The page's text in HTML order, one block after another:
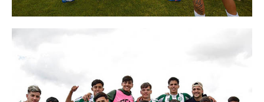
Secretaría de fiscalización
Secretaría de política de transporte
Secretaría de asuntos seccionales
Secretaría de la Mujer